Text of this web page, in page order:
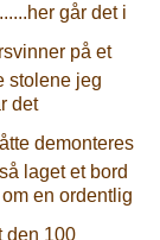
går det i
på et
stolene jeg
det
demonteres
laget et bord
en ordentlig
den 100